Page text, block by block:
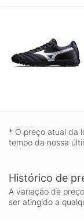
* O preço atual da
tempo da nossa
Histórico de
A variação de
ser atingido a